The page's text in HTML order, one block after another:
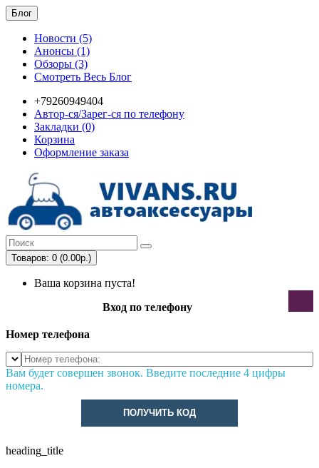
Блог
Новости (5)
Анонсы (1)
Обзоры (3)
Смотреть Весь Блог
+79260949404
Автор-ся/Зарег-ся по телефону
Закладки (0)
Корзина
Оформление заказа
Товаров: 0 (0.00р.)
Ваша корзина пуста!
Вход по телефону
Номер телефона
Вам будет совершен звонок. Введите последние 4 цифры
номера.
ПОЛУЧИТЬ КОД
heading_title